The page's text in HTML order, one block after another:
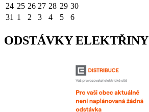
24 25 26 27 28 29 30
31 1 2 3 4 5 6
ODSTÁVKY ELEKTŘINY